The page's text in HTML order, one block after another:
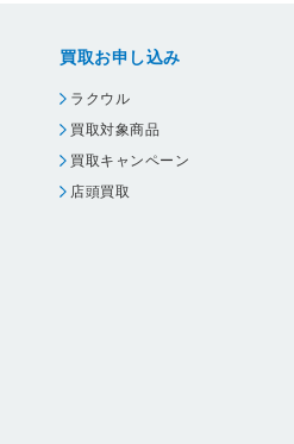
買取お申し込み
ラクウル
買取対象商品
買取キャンペーン
店頭買取